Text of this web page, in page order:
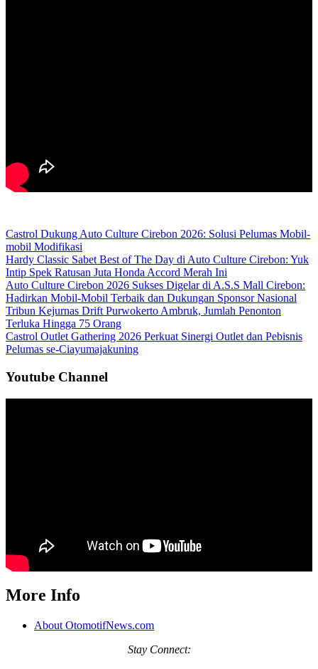
Castrol Dukung Auto Culture Cirebon 2026: Solusi Pelumas Mobil-
mobil Modifikasi
Hardy Classic Sabet Best of The Day di Auto Culture Cirebon: Yuk
Intip Spek Ratusan Juta Honda Accord Merah Ini
Auto Culture Cirebon 2026 Sukses Digelar di A.S.S Mall Cirebon:
Hadirkan Mobil-Mobil Terbaik dan Dukungan Sponsor Nasional
Tribun Kejurnas Drift Purwokerto Ambruk, Jumlah Penonton
Terluka Hingga 75 Orang
Castrol Outlet Gathering 2026 Perkuat Sinergi Outlet dan Pebisnis
Pelumas se-Ciayumajakuning
Youtube Channel
More Info
About OtomotifNews.com
Stay Connect: